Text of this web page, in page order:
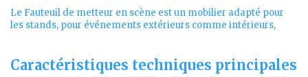
Le Fauteuil de metteur en scène est un mobilier adapté pour
les stands, pour événements extérieurs comme intérieurs,
Caractéristiques techniques principales